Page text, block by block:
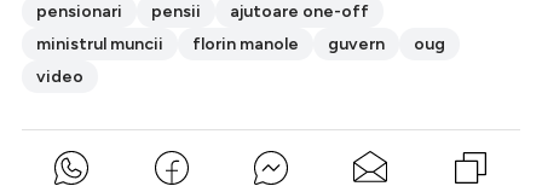
pensionari pensii
ajutoare one-off
ministrul muncii
florin manole guvern
oug
video